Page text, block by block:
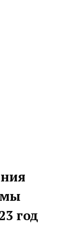
год